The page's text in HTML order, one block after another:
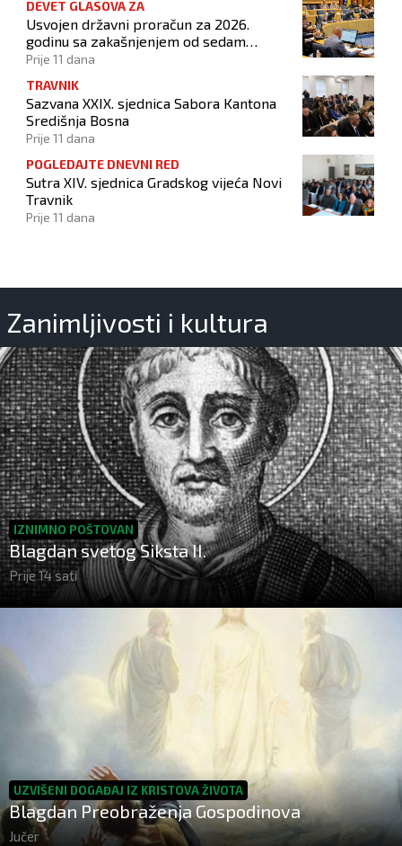
DEVET GLASOVA ZA
Usvojen državni proračun za 2026.
godinu sa zakašnjenjem od sedam
mjeseci
Prije 11 dana
TRAVNIK
Sazvana XXIX. sjednica Sabora Kantona
Središnja Bosna
Prije 11 dana
POGLEDAJTE DNEVNI RED
Sutra XIV. sjednica Gradskog vijeća Novi
Travnik
Prije 11 dana
Zanimljivosti i kultura
IZNIMNO POŠTOVAN
Blagdan svetog Siksta II.
Prije 14 sati
UZVIŠENI DOGAĐAJ IZ KRISTOVA ŽIVOTA
Blagdan Preobraženja Gospodinova
Jučer